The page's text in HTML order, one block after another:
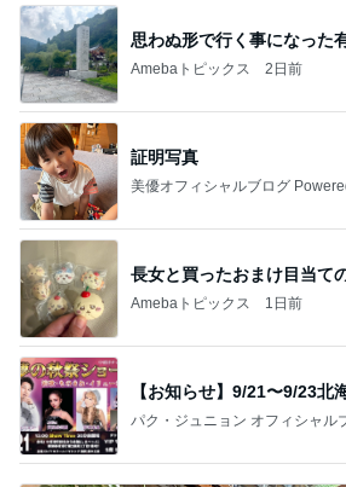
思わぬ形で行く事になった
Amebaトピックス 2日前
証明写真
美優オフィシャルブログ
長女と買ったおまけ目当て
Amebaトピックス 1日前
【お知らせ】9/21〜9/23北
パク・ジュニョン オフィシャル